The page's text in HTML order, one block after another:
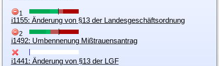
1
i1155: Änderung von §13 der Landesgeschäftsordnung
2
i1492: Umbennenung Mißtrauensantrag
i1441: Änderung von §13 der LGF